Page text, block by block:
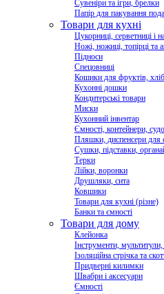
Сувеніри та ігри, брелки
Папір для пакування
Товари для кухні
Цукорниці, серветниці і
Ножі, ножиці, топірці та
Підноси
Спецовниці
Кошики для фруктів,
Кухонні дошки
Кондитерські товари
Миски
Кухонний інвентар
Ємності, контейнери,
Пляшки, диспенсери для
Сушки, підставки,
Терки
Лійки, воронки
Друшляки, сита
Ковшики
Товари для кухні (різне)
Банки та ємності
Товари для дому
Клейонка
Інструменти,
Ізоляційна стрічка та
Придверні килимки
Швабри і аксесуари
Ємності